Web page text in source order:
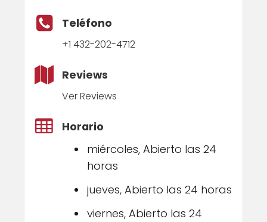
Teléfono
+1 432-202-4712
Reviews
Ver Reviews
Horario
miércoles, Abierto las 24
horas
jueves, Abierto las 24 horas
viernes, Abierto las 24